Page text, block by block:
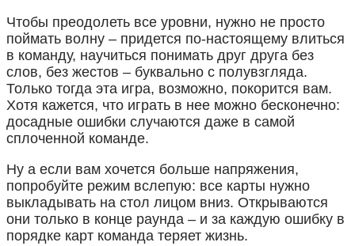
Чтобы преодолеть все уровни, нужно не просто
поймать волну – придется по-настоящему влиться
в команду, научиться понимать друг друга без
слов, без жестов – буквально с полувзгляда.
Только тогда эта игра, возможно, покорится вам.
Хотя кажется, что играть в нее можно бесконечно:
досадные ошибки случаются даже в самой
сплоченной команде.
Ну а если вам хочется больше напряжения,
попробуйте режим вслепую: все карты нужно
выкладывать на стол лицом вниз. Открываются
они только в конце раунда – и за каждую ошибку в
порядке карт команда теряет жизнь.